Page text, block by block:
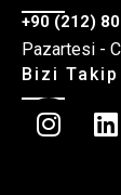
+90 (212)
Pazartesi -
Bizi Takip